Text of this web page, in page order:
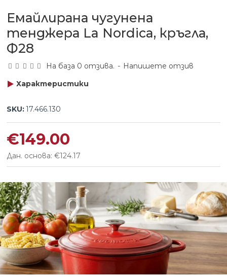
Емайлирана чугунена
тенджера La Nordica, кръгла,
Ф28
Характеристики
SKU:17.466.130
На база 0 отзива. - Напишете отзив
€149.00
Дан. основа: €124.17